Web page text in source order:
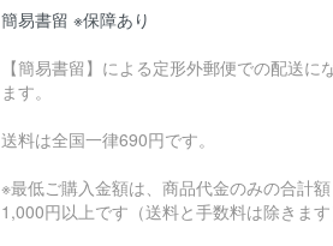
簡易書留 ※保障あり
【簡易書留】による定形外郵便での配送に
ます。
送料は全国一律690円です。
※最低ご購入金額は、商品代金のみの合計額
1,000円以上です（送料と手数料は除きます